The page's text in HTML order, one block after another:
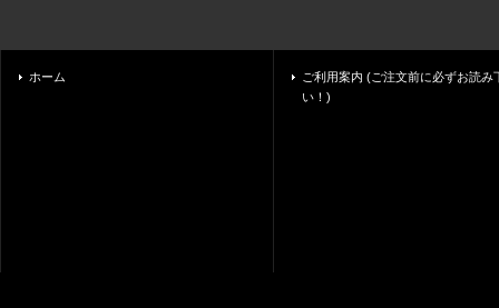
ホーム
ご利用案内 (ご注文前に必ずお読み
い！)